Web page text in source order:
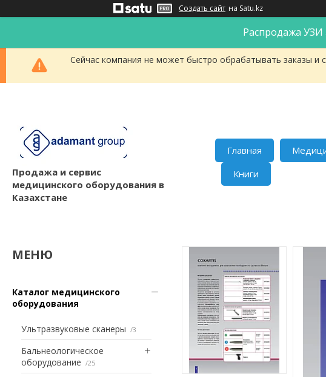
Создать сайт на Satu.kz
Распродажа УЗИ
Сейчас компания не может быстро обрабатывать заказы и
Продажа и сервис
медицинского оборудования в
Казахстане
Главная
Книги
Каталог медицинского
оборудования
Ультразвуковые сканеры 3
Бальнеологическое
оборудование
25